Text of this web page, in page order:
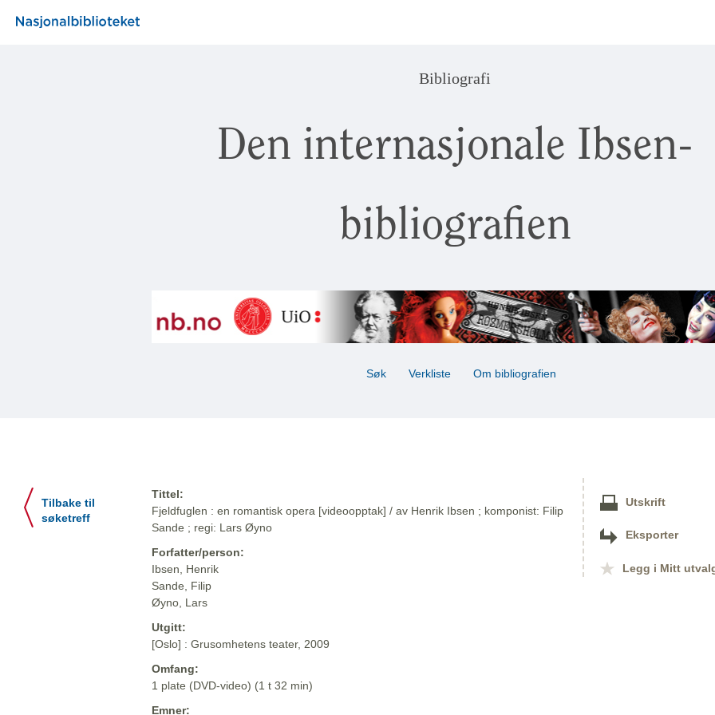
Bibliografi
Den internasjonale Ibsen-
bibliografien
Søk Verkliste Om bibliografien
Tilbake til
søketreff
Tittel:
Fjeldfuglen : en romantisk opera [videoopptak] / av Henrik Ibsen ; komponist: Filip
Sande ; regi: Lars Øyno
Forfatter/person:
Ibsen, Henrik
Sande, Filip
Øyno, Lars
Utgitt:
[Oslo] : Grusomhetens teater, 2009
Omfang:
1 plate (DVD-video) (1 t 32 min)
Emner:
Utskrift
Eksporter
Legg i Mitt